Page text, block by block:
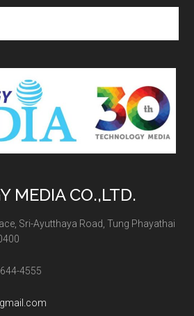
MEDIA CO.,LTD.
Sri-Ayutthaya Road, Tung Phayathai
4555